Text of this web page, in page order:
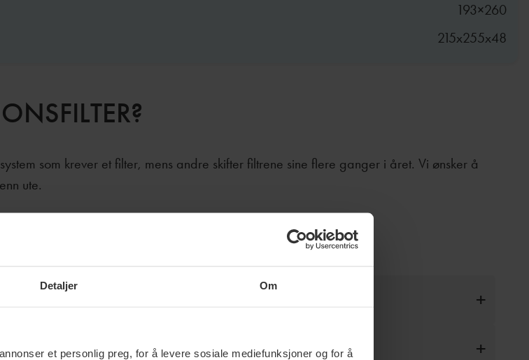
Detaljer Om
et personlig preg, for å levere sosiale mediefunksjoner og for å
193×260
215x255x48
som krever et filter, mens andre skifter filtrene sine flere ganger i året. Vi ønsker å
ute.